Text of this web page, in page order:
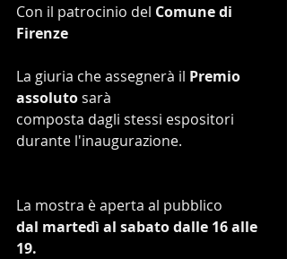
Con il patrocinio del Comune di
Firenze
La giuria che assegnerà il Premio
assoluto sarà
composta dagli stessi espositori
durante l'inaugurazione.
La mostra è aperta al pubblico
dal martedì al sabato dalle 16 alle
19.